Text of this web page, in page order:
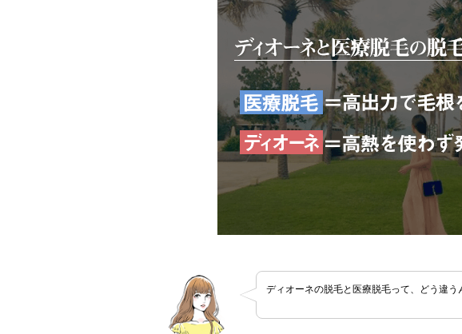
ディオーネの脱毛と医療脱毛って、どう違う